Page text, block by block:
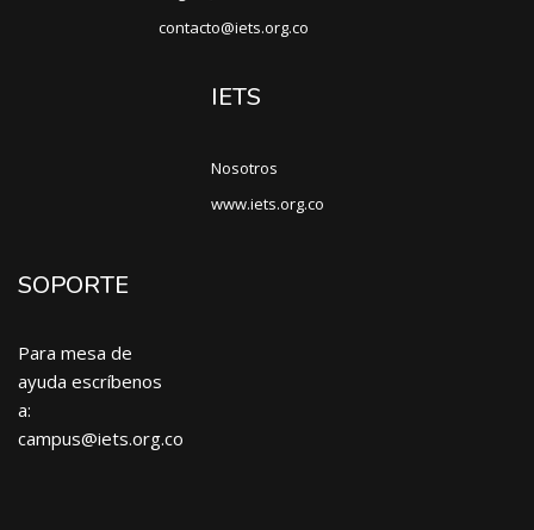
contacto@iets.org.co
IETS
Nosotros
www.iets.org.co
SOPORTE
Para mesa de
ayuda escríbenos
a:
campus@iets.org.co